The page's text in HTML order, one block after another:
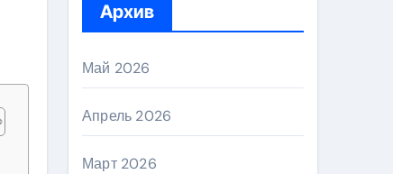
Архив
Май 2026
Апрель 2026
Март 2026